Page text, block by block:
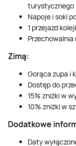
turystycznego
Napoje i soki
1 przejazd
Przechowalnia
Zimą:
Gorąca zupa i
Dostęp do
15% zniżki w
10% zniżki w
Dodatkowe
Daty